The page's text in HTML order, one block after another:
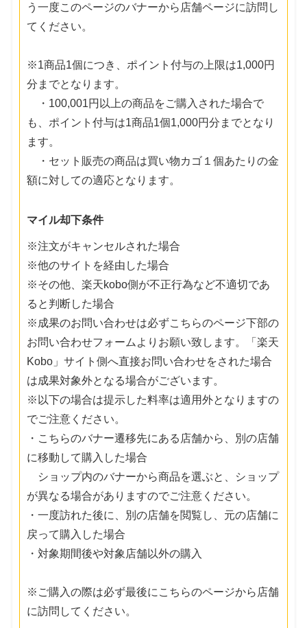
う一度このページのバナーから店舗ページに訪問し
てください。
※1商品1個につき、ポイント付与の上限は1,000円
分までとなります。
・100,001円以上の商品をご購入された場合で
も、ポイント付与は1商品1個1,000円分までとなり
ます。
・セット販売の商品は買い物カゴ１個あたりの金
額に対しての適応となります。
マイル却下条件
※注文がキャンセルされた場合
※他のサイトを経由した場合
※その他、楽天kobo側が不正行為など不適切であ
ると判断した場合
※成果のお問い合わせは必ずこちらのページ下部の
お問い合わせフォームよりお願い致します。「楽天
Kobo」サイト側へ直接お問い合わせをされた場合
は成果対象外となる場合がございます。
※以下の場合は提示した料率は適用外となりますの
でご注意ください。
・こちらのバナー遷移先にある店舗から、別の店舗
に移動して購入した場合
ショップ内のバナーから商品を選ぶと、ショップ
が異なる場合がありますのでご注意ください。
・一度訪れた後に、別の店舗を閲覧し、元の店舗に
戻って購入した場合
・対象期間後や対象店舗以外の購入
※ご購入の際は必ず最後にこちらのページから店舗
に訪問してください。